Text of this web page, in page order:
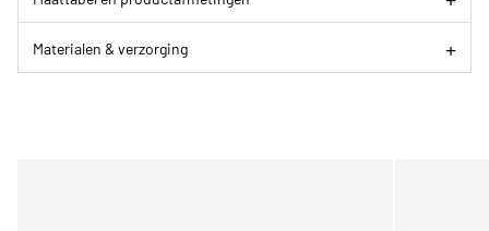
Materialen & verzorging